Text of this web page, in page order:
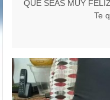
QUE SEAS MUY
Te